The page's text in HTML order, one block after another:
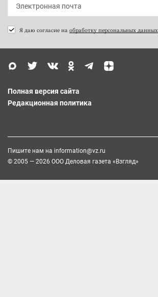
Я даю согласие на обработку персональных данных
Полная версия сайта
Редакционная политика
Пишите нам на information@vz.ru
© 2005 — 2026 ООО Деловая газета «Взгляд»